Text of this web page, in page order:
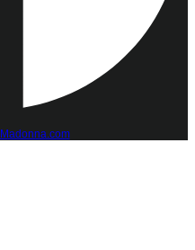
Madonna.com